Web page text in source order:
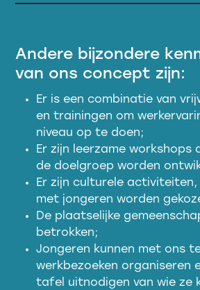
Andere bijzondere
van ons concept zijn:
Er is een combinatie van
en trainingen om
niveau op te doen;
Er zijn leerzame workshops
de doelgroep worden
Er zijn culturele activiteiten,
met jongeren worden
De plaatselijke
betrokken;
Jongeren kunnen met ons
werkbezoeken organiseren
tafel uitnodigen van wie ze